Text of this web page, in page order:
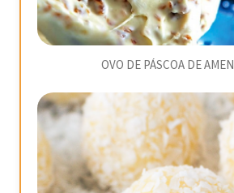
OVO DE PÁSCOA DE